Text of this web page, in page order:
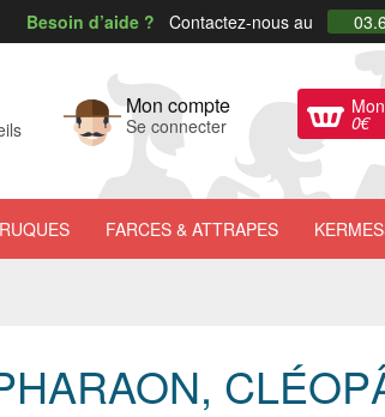
Besoin d’aide ? Contactez-nous au
Mon compte
Se connecter 0€
FARCES & ATTRAPES